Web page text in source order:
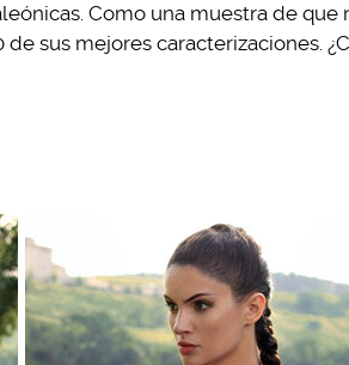
Como una muestra de que
sus mejores caracterizaciones.